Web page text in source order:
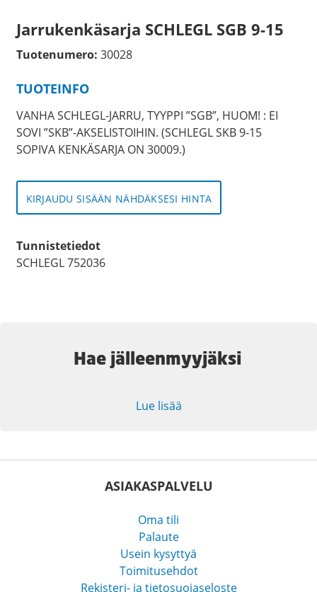
Jarrukenkäsarja SCHLEGL SGB 9-15
Tuotenumero: 30028
TUOTEINFO
VANHA SCHLEGL-JARRU, TYYPPI ”SGB”, HUOM! : EI
SOVI ”SKB”-AKSELISTOIHIN. (SCHLEGL SKB 9-15
SOPIVA KENKÄSARJA ON 30009.)
KIRJAUDU SISÄÄN NÄHDÄKSESI HINTA
Tunnistetiedot
SCHLEGL 752036
Hae jälleenmyyjäksi
Lue lisää
ASIAKASPALVELU
Oma tili
Palaute
Usein kysyttyä
Toimitusehdot
Rekisteri- ja tietosuojaseloste